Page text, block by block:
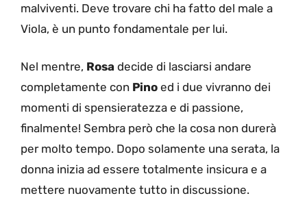
malviventi. Deve trovare chi ha fatto del male a
Viola, è un punto fondamentale per lui.
Nel mentre, Rosa decide di lasciarsi andare
completamente con Pino ed i due vivranno dei
momenti di spensieratezza e di passione,
finalmente! Sembra però che la cosa non durerà
per molto tempo. Dopo solamente una serata, la
donna inizia ad essere totalmente insicura e a
mettere nuovamente tutto in discussione.